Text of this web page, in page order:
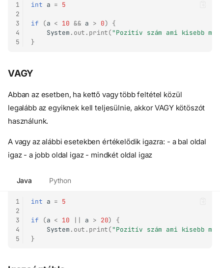
1
2
3
4
5
int a = 5
if (a < 10 && a > 0) {
System . out . print( "Pozitív szám ami kisebb
}
VAGY
Abban az esetben, ha kettő vagy több feltétel közül
legalább az egyiknek kell teljesülnie, akkor VAGY kötöszót
használunk.
A vagy az alábbi esetekben értékelődik igazra: - a bal oldal
igaz - a jobb oldal igaz - mindkét oldal igaz
Java Python
1
2
3
4
5
int a = 5
if (a < 10 || a > 20)
{
System . out . print( "Pozitív szám ami kisebb
}